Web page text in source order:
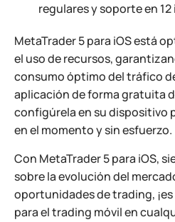
regulares y soporte en 12
MetaTrader 5 para iOS está
el uso de recursos,
consumo óptimo del tráfico
aplicación de forma gratuita
configúrela en su dispositivo
en el momento y sin esfuerzo.
Con MetaTrader 5 para iOS,
sobre la evolución del
oportunidades de trading,
para el trading móvil en